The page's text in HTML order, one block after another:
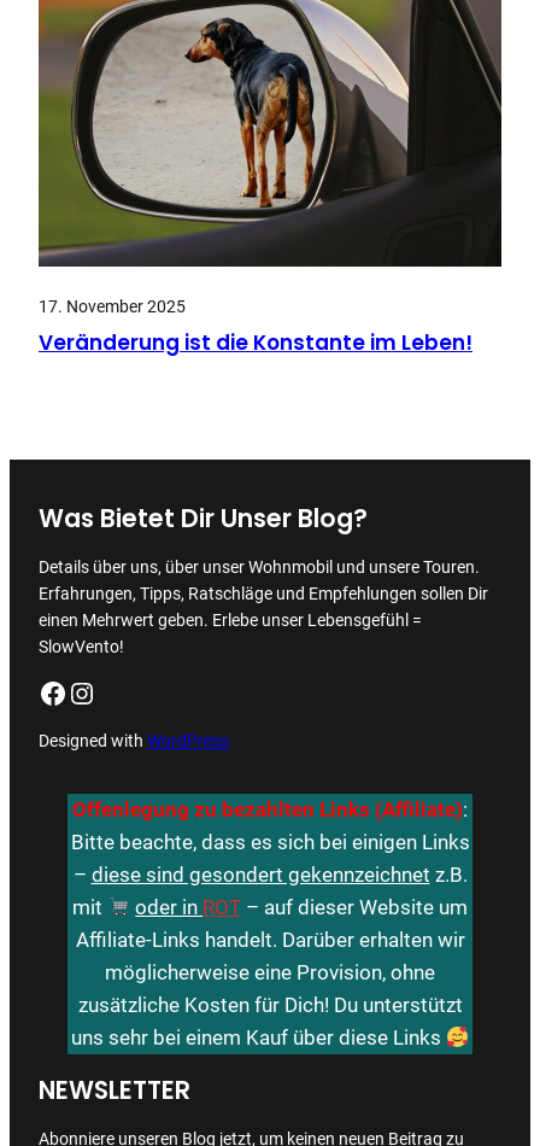
17. November 2025
Veränderung ist die Konstante im Leben!
Was Bietet Dir Unser Blog?
Details über uns, über unser Wohnmobil und unsere Touren.
Erfahrungen, Tipps, Ratschläge und Empfehlungen sollen Dir
einen Mehrwert geben. Erlebe unser Lebensgefühl =
SlowVento!
Facebook Instagram
Designed with WordPress
Offenlegung zu bezahlten Links (Affiliate):
Bitte beachte, dass es sich bei einigen Links
– diese sind gesondert gekennzeichnet z.B.
mit
oder in ROT – auf dieser Website um
Affiliate-Links handelt. Darüber erhalten wir
möglicherweise eine Provision, ohne
zusätzliche Kosten für Dich! Du unterstützt
uns sehr bei einem Kauf über diese Links
NEWSLETTER
Abonniere unseren Blog jetzt, um keinen neuen Beitrag zu